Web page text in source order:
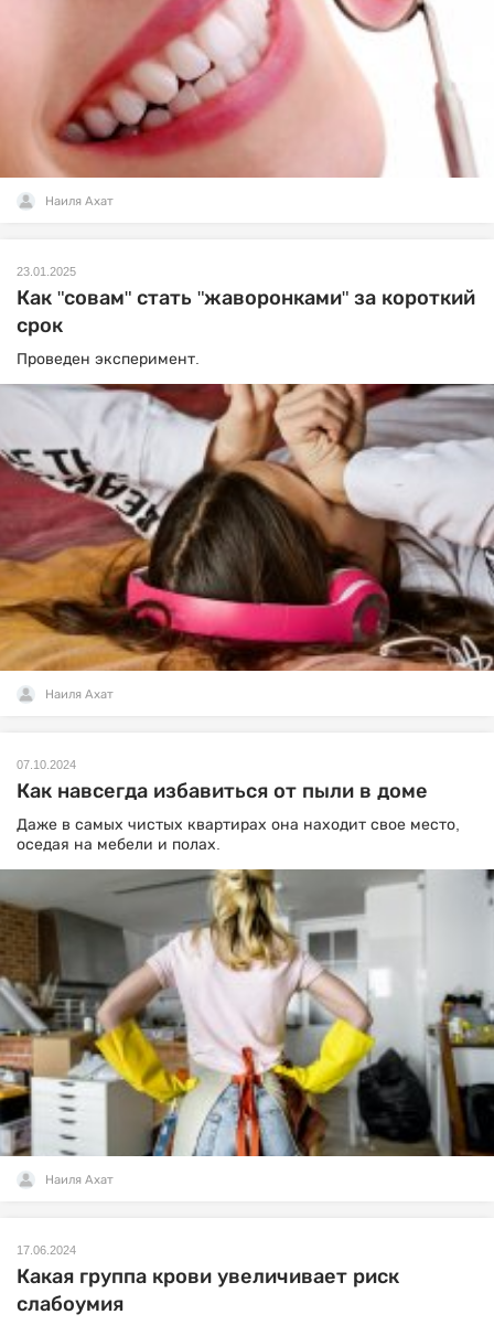
Наиля Ахат
23.01.2025
Как "совам" стать "жаворонками" за короткий
срок
Проведен эксперимент.
Наиля Ахат
07.10.2024
Как навсегда избавиться от пыли в доме
Даже в самых чистых квартирах она находит свое место,
оседая на мебели и полах.
Наиля Ахат
17.06.2024
Какая группа крови увеличивает риск
слабоумия